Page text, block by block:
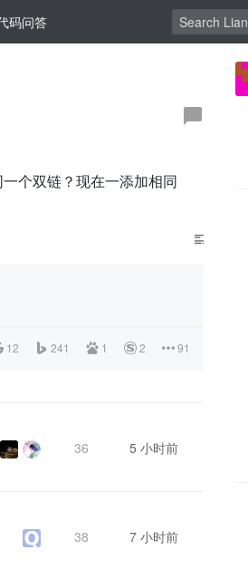
码问答
个双链？现在一添加相同
12 241 1 2 91
36 5 小时前
38 7 小时前